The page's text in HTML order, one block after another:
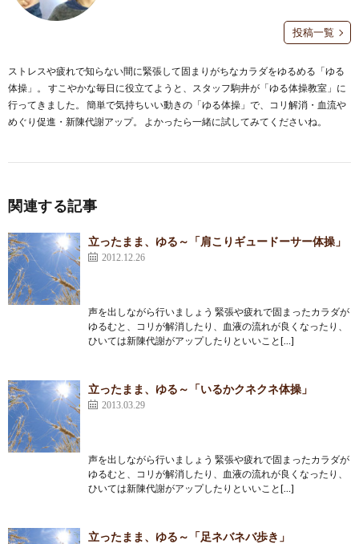
投稿一覧
ストレスや疲れで知らない間に緊張して固まりがちなカラダをゆるめる「ゆる
体操」。 すこやかな毎日に役立てようと、スタッフ駒井が「ゆる体操教室」に
行ってきました。 簡単で気持ちいい動きの「ゆる体操」で、コリ解消・血流や
めぐり促進・新陳代謝アップ。 よかったら一緒に試してみてくださいね。
関連する記事
立ったまま、ゆる～「肩こりギュードーサー体操」
2012.12.26
声を出しながら行いましょう 緊張や疲れで固まったカラダが
ゆるむと、コリが解消したり、血液の流れが良くなったり、
ひいては新陳代謝がアップしたりといいこと[…]
立ったまま、ゆる～「いるかクネクネ体操」
2013.03.29
声を出しながら行いましょう 緊張や疲れで固まったカラダが
ゆるむと、コリが解消したり、血液の流れが良くなったり、
ひいては新陳代謝がアップしたりといいこと[…]
立ったまま、ゆる～「足ネバネバ歩き」